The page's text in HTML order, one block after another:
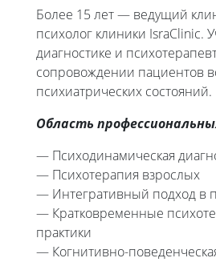
Более 15 лет — ведущий
психолог клиники IsraClinic.
диагностике и
сопровождении пациентов
психиатрических состояний.
Область
— Психодинамическая
— Психотерапия взрослых
— Интегративный подход в
— Кратковременные
практики
— Когнитивно-